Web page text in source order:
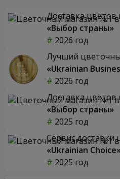
Доставка цветов
«Выбор страны»
2026 год
Лучший
«Ukrainian
2026 год
Доставка цветов
«Выбор страны»
2025 год
Сервис доставки
«Ukrainian
2025 год